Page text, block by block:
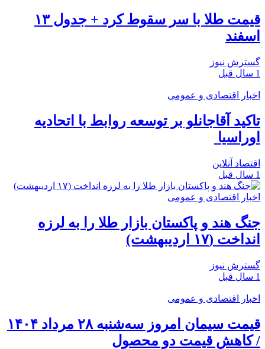
قیمت طلا با سر سقوط کرد + جدول ۱۳
اسفند
گسترش نیوز
1 سال قبل
اخبار اقتصادی و عمومی
تاکید آقاجانلو‌ بر توسعه روابط با اتحادیه
اوراسیا
اقتصاد آنلاین
1 سال قبل
اخبار اقتصادی و عمومی
جنگ هند و پاکستان بازار طلا را به لرزه
انداخت (۱۷ اردیبهشت)
گسترش نیوز
1 سال قبل
اخبار اقتصادی و عمومی
قیمت سیمان امروز سه‌شنبه ۲۸ مرداد ۱۴۰۴
/ کاهش قیمت دو محصول